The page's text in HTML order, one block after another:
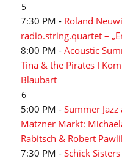
5
7:30 PM - Roland
radio.string.quartet –
8:00 PM - Acoustic
Tina & the Pirates I
Blaubart
6
5:00 PM - Summer Jazz
Matzner Markt:
Rabitsch & Robert
7:30 PM - Schick Sisters